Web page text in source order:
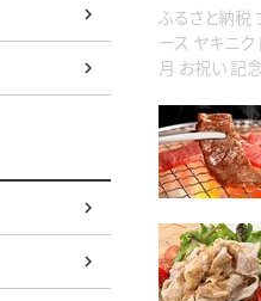
ふるさと納税
ース ヤキニ
月 お祝い 記